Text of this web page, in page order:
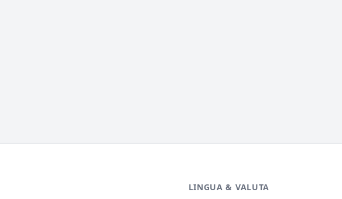
LINGUA & VALUTA